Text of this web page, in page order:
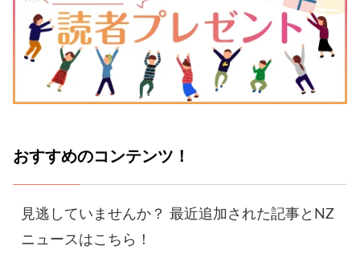
おすすめのコンテンツ！
見逃していませんか？ 最近追加された記事とNZ
ニュースはこちら！